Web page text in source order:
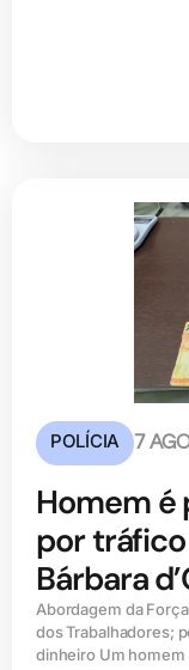
POLÍCIA 7
Homem é
por
Bárbara
Abordagem da
dos Trabalhadores;
dinheiro Um homem